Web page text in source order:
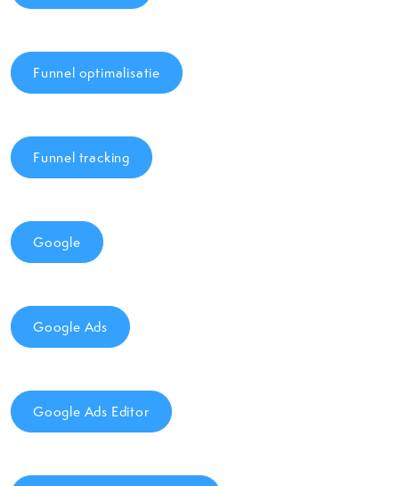
Funnel optimalisatie
Funnel tracking
Google
Google Ads
Google Ads Editor